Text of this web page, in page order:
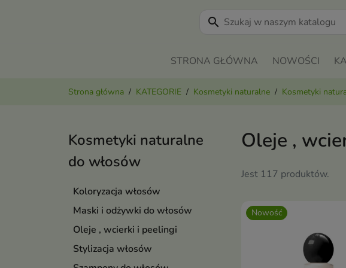
search
STRONA GŁÓWNA NOWOŚCI
Strona główna KATEGORIE Kosmetyki naturalne Kosmetyki
Kosmetyki naturalne
do włosów
Koloryzacja włosów
Maski i odżywki do włosów
Oleje , wcierki i peelingi
Stylizacja włosów
Oleje ,
Jest 117 produktów.
Nowość